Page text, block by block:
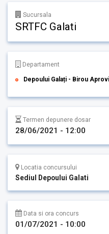
Sucursala
SRTFC Galati
Departament
Depoului Galați - Birou
Termen depunere dosar
28/06/2021 - 12:00
Locatia concursului
Sediul Depoului Galati
Data si ora concurs
01/07/2021 - 10:00